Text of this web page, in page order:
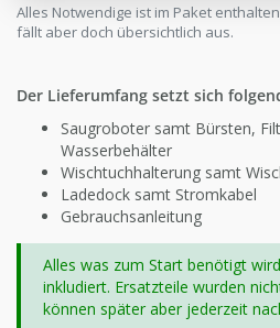
Alles Notwendige ist im Paket
fällt aber doch übersichtlich aus.
Der Lieferumfang setzt sich
Saugroboter samt Bürsten,
Wasserbehälter
Wischtuchhalterung samt
Ladedock samt Stromkabel
Gebrauchsanleitung
Alles was zum Start benötigt
inkludiert. Ersatzteile wurden
können später aber jederzeit